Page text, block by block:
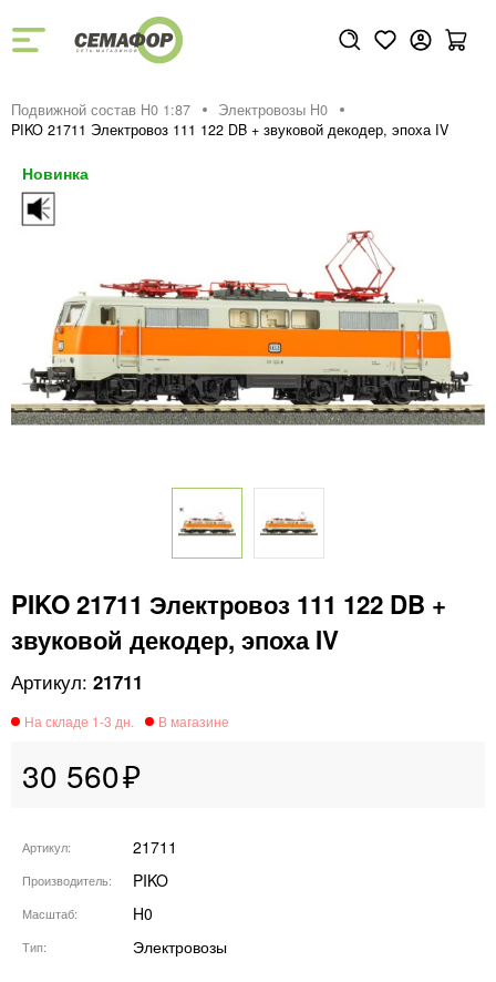
Подвижной состав H0 1:87
Электровозы H0
PIKO 21711 Электровоз 111 122 DB + звуковой декодер, эпоха IV
PIKO 21711 Электровоз 111 122 DB +
звуковой декодер, эпоха IV
21711
30 560
Артикул 21711
Производитель PIKO
Масштаб H0
Тип Электровозы